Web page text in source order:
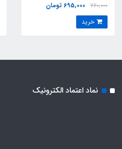
760,000 695,000 تومان
نماد اعتماد الکترونیک